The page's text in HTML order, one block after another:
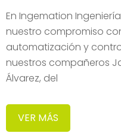
En Ingemation
nuestro compromiso
automatización y
nuestros compañeros
Álvarez, del
VER MÁS